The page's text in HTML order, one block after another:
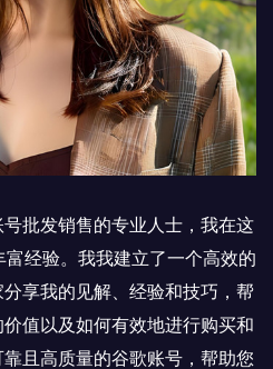
批发销售的专业人士，我在这
经验。我我建立了一个高效的
享我的见解、经验和技巧，帮
值以及如何有效地进行购买和
且高质量的谷歌账号，帮助您